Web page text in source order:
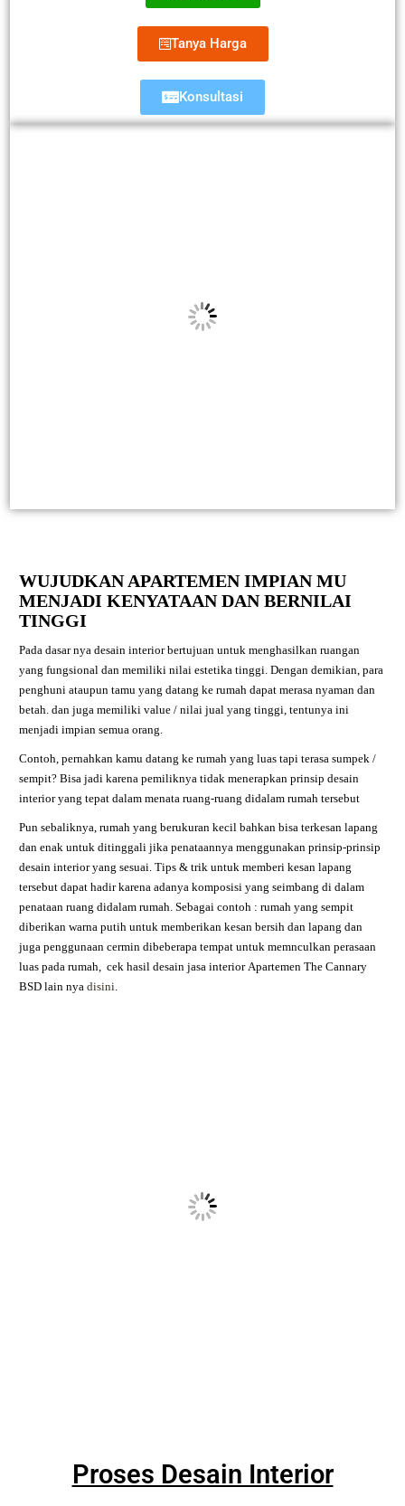
Tanya Harga
Konsultasi
WUJUDKAN APARTEMEN IMPIAN MU
MENJADI KENYATAAN DAN BERNILAI
TINGGI
Pada dasar nya desain interior bertujuan untuk menghasilkan ruangan
yang fungsional dan memiliki nilai estetika tinggi. Dengan demikian, para
penghuni ataupun tamu yang datang ke rumah dapat merasa nyaman dan
betah. dan juga memiliki value / nilai jual yang tinggi, tentunya ini
menjadi impian semua orang.
Contoh, pernahkan kamu datang ke rumah yang luas tapi terasa sumpek /
sempit? Bisa jadi karena pemiliknya tidak menerapkan prinsip desain
interior yang tepat dalam menata ruang-ruang didalam rumah tersebut
Pun sebaliknya, rumah yang berukuran kecil bahkan bisa terkesan lapang
dan enak untuk ditinggali jika penataannya menggunakan prinsip-prinsip
desain interior yang sesuai. Tips & trik untuk memberi kesan lapang
tersebut dapat hadir karena adanya komposisi yang seimbang di dalam
penataan ruang didalam rumah. Sebagai contoh : rumah yang sempit
diberikan warna putih untuk memberikan kesan bersih dan lapang dan
juga penggunaan cermin dibeberapa tempat untuk memnculkan perasaan
luas pada rumah,
cek hasil desain jasa interior Apartemen The Cannary
BSD lain nyadisini
Proses Desain Interior